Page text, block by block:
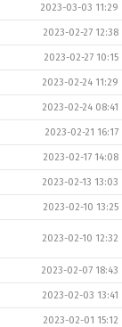
2023-03-03 11:29
2023-02-27 12:38
2023-02-27 10:15
2023-02-24 11:29
2023-02-24 08:41
2023-02-21 16:17
2023-02-17 14:08
2023-02-13 13:03
2023-02-10 13:25
2023-02-10 12:32
2023-02-07 18:43
2023-02-03 13:41
2023-02-01 15:12